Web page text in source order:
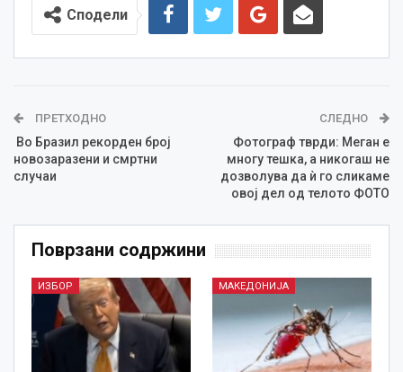
Сподели
ПРЕТХОДНО
Во Бразил рекорден број
новозаразени и смртни
случаи
СЛЕДНО
Фотограф тврди: Меган е
многу тешка, а никогаш не
дозволува да ѝ го сликаме
овој дел од телото ФОТО
Поврзани содржини
ИЗБОР МАКЕДОНИЈА